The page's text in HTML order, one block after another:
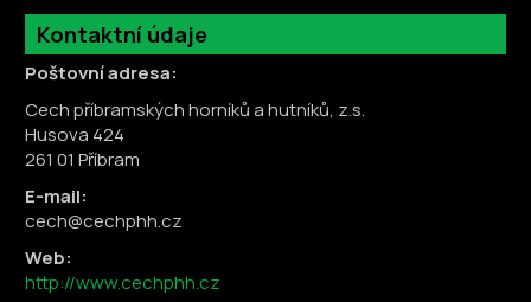
Kontaktní údaje
Poštovní adresa:
Cech příbramských horníků a hutníků, z.s.
Husova 424
261 01 Příbram
E-mail:
cech@cechphh.cz
Web:
http://www.cechphh.cz